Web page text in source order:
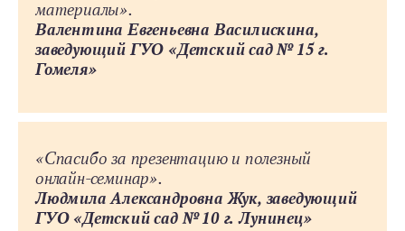
материалы».
Валентина Евгеньевна Василискина,
заведующий ГУО «Детский сад № 15 г.
Гомеля»
«Спасибо за презентацию и полезный
онлайн-семинар».
Людмила Александровна Жук, заведующий
ГУО «Детский сад № 10 г. Лунинец»